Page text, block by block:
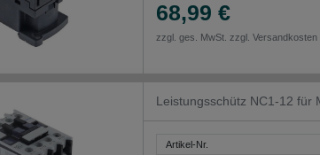
68,99 €
zzgl. ges. MwSt. zzgl. Versandkosten
Leistungsschütz NC1-12 für
Artikel-Nr.